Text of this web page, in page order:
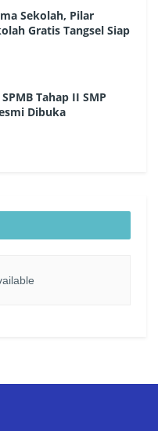
Sekolah, Pilar
Gratis Tangsel Siap
Tahap II SMP
Dibuka